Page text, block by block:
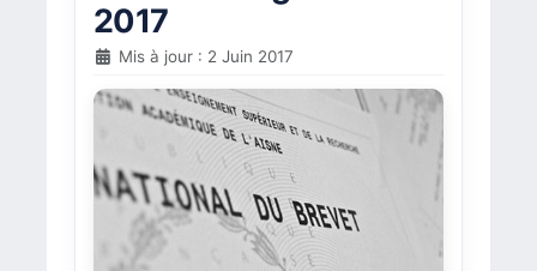
2017
Mis à jour : 2 Juin 2017